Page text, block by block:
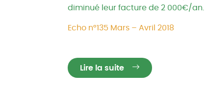
diminué leur facture de 2 000€/an.
Echo n°135 Mars – Avril 2018
Lire la suite